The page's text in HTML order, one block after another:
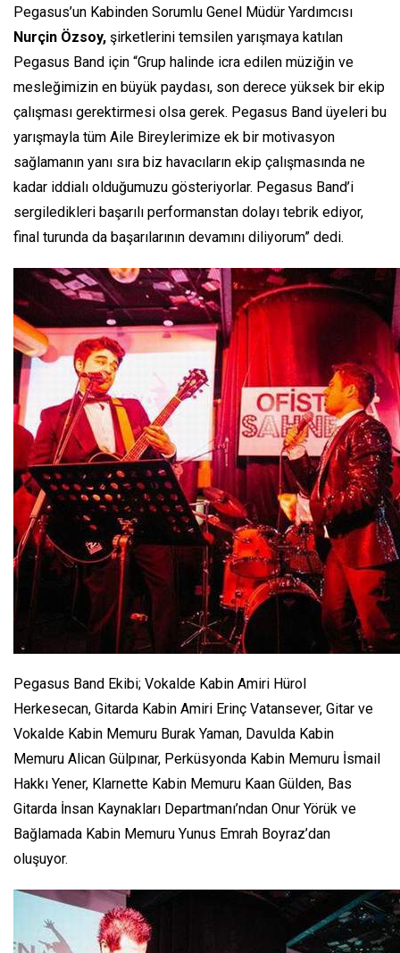
Pegasus’un Kabinden Sorumlu Genel Müdür Yardımcısı
Nurçin Özsoy, şirketlerini temsilen yarışmaya katılan
Pegasus Band için “Grup halinde icra edilen müziğin ve
mesleğimizin en büyük paydası, son derece yüksek bir ekip
çalışması gerektirmesi olsa gerek. Pegasus Band üyeleri bu
yarışmayla tüm Aile Bireylerimize ek bir motivasyon
sağlamanın yanı sıra biz havacıların ekip çalışmasında ne
kadar iddialı olduğumuzu gösteriyorlar. Pegasus Band’i
sergiledikleri başarılı performanstan dolayı tebrik ediyor,
final turunda da başarılarının devamını diliyorum” dedi.
Pegasus Band Ekibi; Vokalde Kabin Amiri Hürol
Herkesecan, Gitarda Kabin Amiri Erinç Vatansever, Gitar ve
Vokalde Kabin Memuru Burak Yaman, Davulda Kabin
Memuru Alican Gülpınar, Perküsyonda Kabin Memuru İsmail
Hakkı Yener, Klarnette Kabin Memuru Kaan Gülden, Bas
Gitarda İnsan Kaynakları Departmanı’ndan Onur Yörük ve
Bağlamada Kabin Memuru Yunus Emrah Boyraz’dan
oluşuyor.